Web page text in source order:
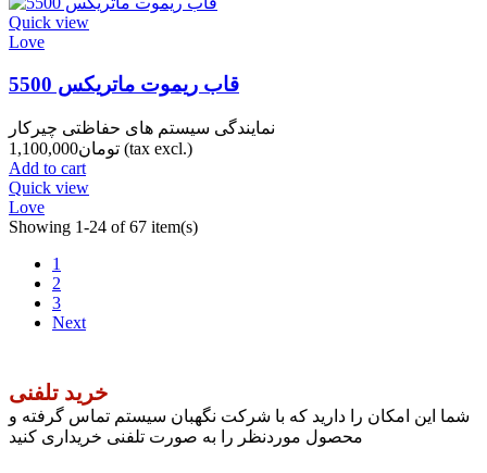
Quick view
Love
قاب ریموت ماتریکس 5500
نمایندگی سیستم های حفاظتی چیرکار
تومان1,100,000 (tax excl.)
Add to cart
Quick view
Love
Showing 1-24 of 67 item(s)
1
2
3
Next
خرید تلفنی
شما این امکان را دارید که با شرکت نگهبان سیستم تماس گرفته و
محصول موردنظر را به صورت تلفنی خریداری کنید